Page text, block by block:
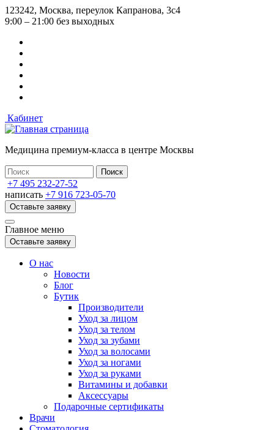
Перейти
к
содержанию
123242, Москва, переулок Капранова, 3с4
9:00 – 21:00 без выходных
Кабинет
Медицина премиум-класса в центре Москвы
+7 495 232-27-52
написать +7 916 723-05-70
Оставьте заявку
Главное меню
Оставьте заявку
О нас
Новости
Блог
Бутик
Производители
Уход за лицом
Уход за телом
Уход за зубами
Уход за волосами
Уход за ногами
Уход за руками
Витамины и добавки
Аксессуары
Подарочные сертификаты
Врачи